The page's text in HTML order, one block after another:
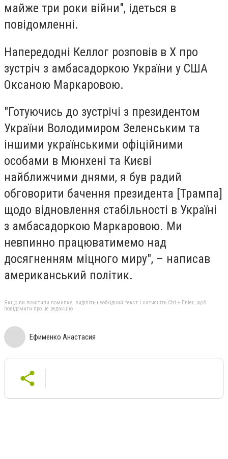
майже три роки війни", ідеться в
повідомленні.
Напередодні Келлог розповів в Х про
зустріч з амбасадоркою України у США
Оксаною Маркаровою.
"Готуючись до зустрічі з президентом
України Володимиром Зеленським та
іншими українськими офіційними
особами в Мюнхені та Києві
найближчими днями, я був радий
обговорити бачення президента [Трампа]
щодо відновлення стабільності в Україні
з амбасадоркою Маркаровою. Ми
невпинно працюватимемо над
досягненням міцного миру", – написав
американський політик.
Якщо ви помітили помилку, виділіть необхідний текст і натисніть Ctrl + Enter, щоб
повідомити про це редакцію
Ефименко Анастасия